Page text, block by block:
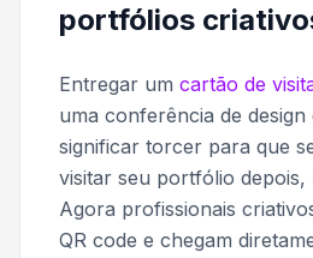
portfólios
Entregar um cartão de
uma conferência de design
significar torcer para que
visitar seu portfólio depois,
Agora profissionais
QR code e chegam